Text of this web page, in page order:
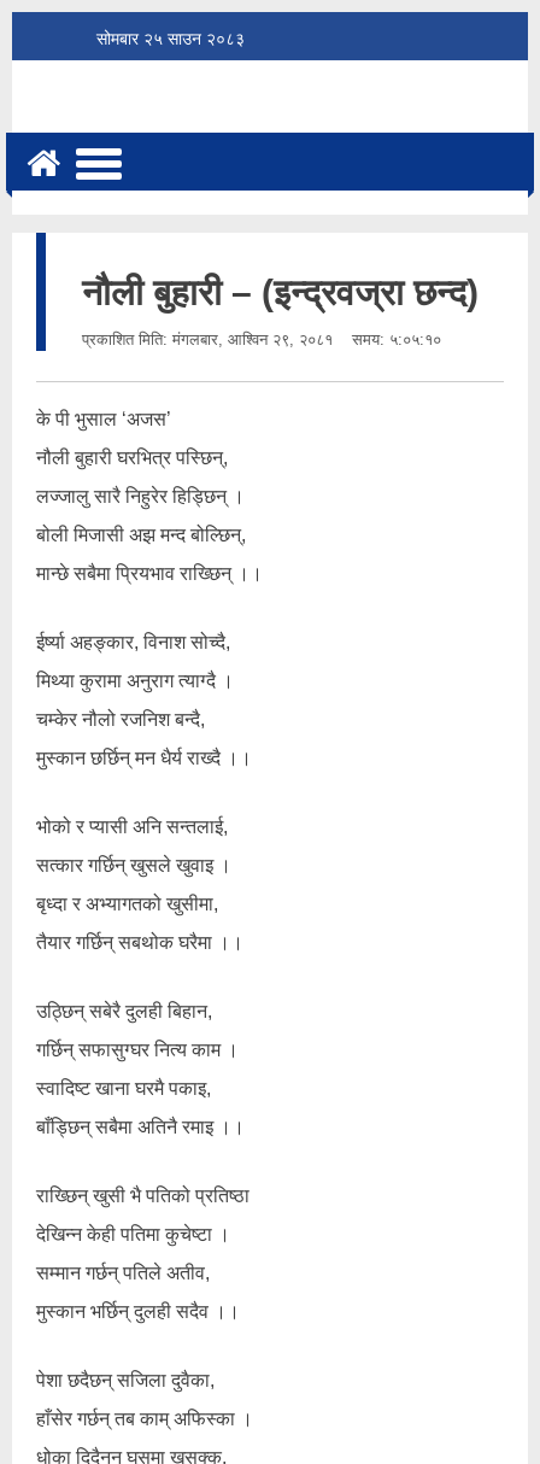
सोमबार २५ साउन २०८३
नौली बुहारी – (इन्द्रवज्रा छन्द)
प्रकाशित मिति: मंगलबार, आश्विन २९, २०८१ समय: ५:०५:१०
के पी भुसाल ‘अजस’
नौली बुहारी घरभित्र पस्छिन्,
लज्जालु सारै निहुरेर हिड्छिन् ।
बोली मिजासी अझ मन्द बोल्छिन्,
मान्छे सबैमा प्रियभाव राख्छिन् ।।
ईर्ष्या अहङ्कार, विनाश सोच्दै,
मिथ्या कुरामा अनुराग त्याग्दै ।
चम्केर नौलो रजनिश बन्दै,
मुस्कान छर्छिन् मन धैर्य राख्दै ।।
भोको र प्यासी अनि सन्तलाई,
सत्कार गर्छिन् खुसले खुवाइ ।
बृध्दा र अभ्यागतको खुसीमा,
तैयार गर्छिन् सबथोक घरैमा ।।
उठ्छिन् सबेरै दुलही बिहान,
गर्छिन् सफासुग्घर नित्य काम ।
स्वादिष्ट खाना घरमै पकाइ,
बाँड्छिन् सबैमा अतिनै रमाइ ।।
राख्छिन् खुसी भै पतिको प्रतिष्ठा
देखिन्न केही पतिमा कुचेष्टा ।
सम्मान गर्छन् पतिले अतीव,
मुस्कान भर्छिन् दुलही सदैव ।।
पेशा छदैछन् सजिला दुवैका,
हाँसेर गर्छन् तब काम् अफिस्का ।
धोका दिदैनन् घुसमा खुसुक्क,